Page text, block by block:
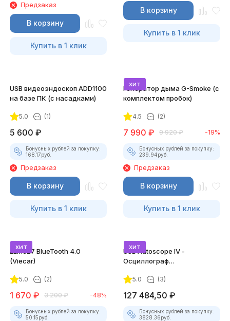
Предзаказ
В корзину
Купить в 1 клик
В корзину
Купить в 1 клик
USB видеоэндоскоп ADD1100
на базе ПК (с насадками)
5.0 (1)
5 600 ₽
Бонусных рублей за покупку:
168.17руб.
Предзаказ
В корзину
Купить в 1 клик
хит
Генератор дыма G-Smoke (c
комплектом пробок)
4.5 (2)
7 990 ₽ 9 920 ₽ -19%
Бонусных рублей за покупку:
239.94руб.
Предзаказ
В корзину
Купить в 1 клик
хит
ELM327 BlueTooth 4.0
(Viecar)
5.0 (2)
1 670 ₽ 3 200 ₽ -48%
Бонусных рублей за покупку:
50.15руб.
хит
USB Autoscope IV -
Осциллограф
комплект)
5.0 (3)
127 484,50 ₽
Бонусных рублей за покупку:
3828.36руб.